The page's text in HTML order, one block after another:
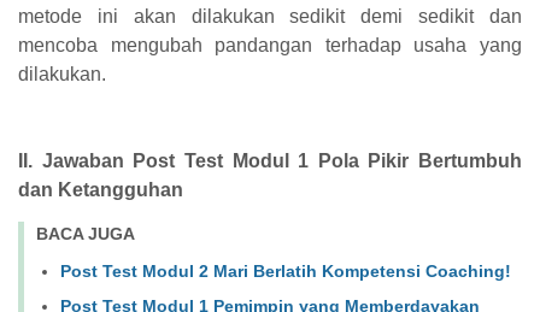
metode ini akan dilakukan sedikit demi sedikit dan
mencoba mengubah pandangan terhadap usaha yang
dilakukan.
II. Jawaban Post Test Modul 1 Pola Pikir Bertumbuh
dan Ketangguhan
BACA JUGA
Post Test Modul 2 Mari Berlatih Kompetensi Coaching!
Post Test Modul 1 Pemimpin yang Memberdayakan